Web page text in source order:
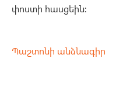
փոստի հասցեին։
Պաշտոնի անձնագիր